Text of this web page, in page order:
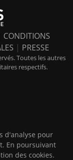
CONDITIONS
| PRESSE
Toutes les autres
respectifs.
d'analyse pour
En poursuivant
des cookies.